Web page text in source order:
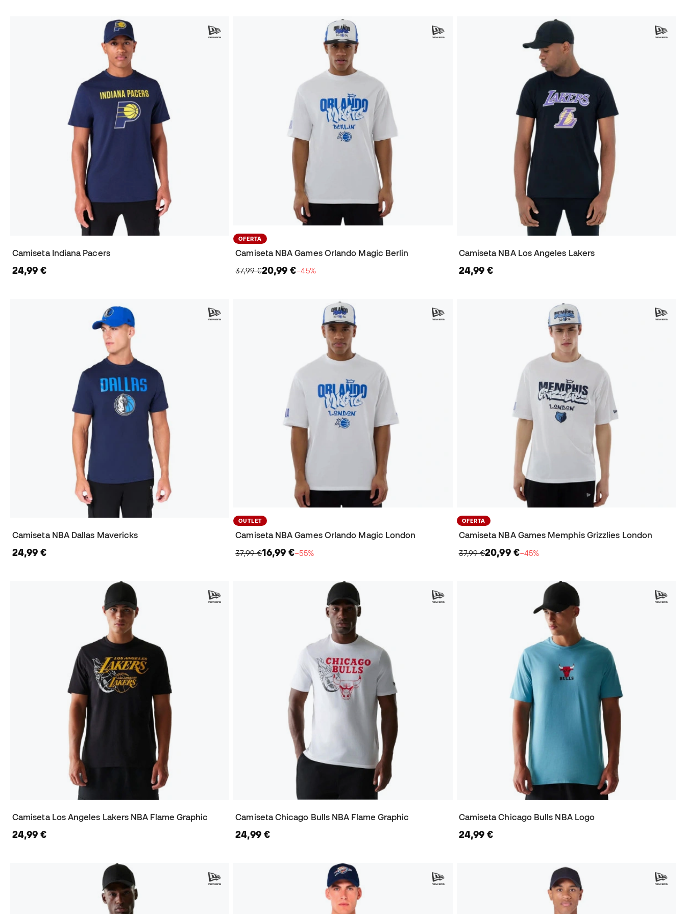
Camiseta Indiana Pacers
24,99 €
OFERTA
Camiseta NBA Games Orlando Magic Berlin
37,99 €20,99 €−45%
Camiseta NBA Los Angeles Lakers
24,99 €
Camiseta NBA Dallas Mavericks
24,99 €
OUTLET
Camiseta NBA Games Orlando Magic London
37,99 €16,99 €−55%
OFERTA
Camiseta NBA Games Memphis Grizzlies London
37,99 €20,99 €−45%
Camiseta Los Angeles Lakers NBA Flame Graphic
24,99 €
Camiseta Chicago Bulls NBA Flame Graphic
24,99 €
Camiseta Chicago Bulls NBA Logo
24,99 €